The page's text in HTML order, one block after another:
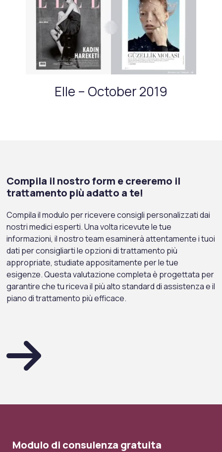
Elle – October 2019
Formsanté – June 2022
ALEM-OCAK 25
Compila il nostro form e creeremo il
trattamento più adatto a te!
Compila il modulo per ricevere consigli personalizzati dai
nostri medici esperti. Una volta ricevute le tue
informazioni, il nostro team esaminerà attentamente i tuoi
dati per consigliarti le opzioni di trattamento più
appropriate, studiate appositamente per le tue
esigenze. Questa valutazione completa è progettata per
garantire che tu riceva il più alto standard di assistenza e il
piano di trattamento più efficace.
Modulo di consulenza gratuita